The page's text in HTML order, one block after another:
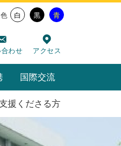
白 黒 青
わせ アクセス
国際交流
援くださる方